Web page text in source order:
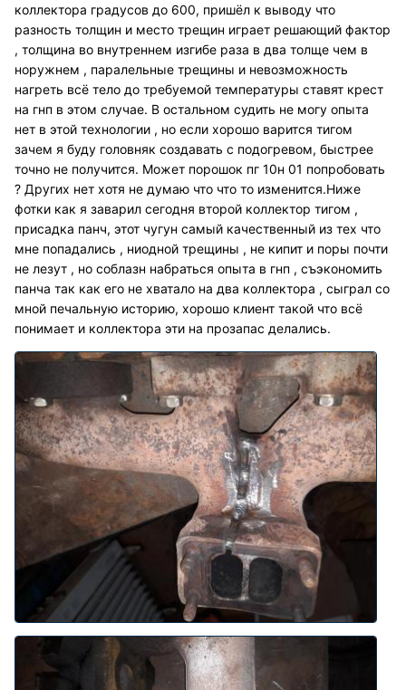
коллектора градусов до 600, пришёл к выводу что
разность толщин и место трещин играет решающий фактор
, толщина во внутреннем изгибе раза в два толще чем в
норужнем , паралельные трещины и невозможность
нагреть всё тело до требуемой температуры ставят крест
на гнп в этом случае. В остальном судить не могу опыта
нет в этой технологии , но если хорошо варится тигом
зачем я буду головняк создавать с подогревом, быстрее
точно не получится. Может порошок пг 10н 01 попробовать
? Других нет хотя не думаю что что то изменится.Ниже
фотки как я заварил сегодня второй коллектор тигом ,
присадка панч, этот чугун самый качественный из тех что
мне попадались , ниодной трещины , не кипит и поры почти
не лезут , но соблазн набраться опыта в гнп , съэкономить
панча так как его не хватало на два коллектора , сыграл со
мной печальную историю, хорошо клиент такой что всё
понимает и коллектора эти на прозапас делались.